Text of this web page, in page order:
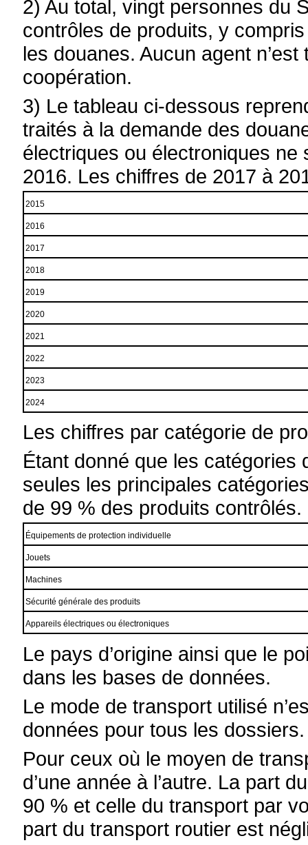
2) Au total, vingt personnes du
contrôles de produits, y
les douanes. Aucun agent
coopération.
3) Le tableau ci-dessous
traités à la demande des
électriques ou électroniques
2016. Les chiffres de 2017 à
2015
2016
2017
2018
2019
2020
2021
2022
2023
2024
Les chiffres par catégorie de
Étant donné que les
seules les principales
de 99 % des produits contrôlés.
Équipements de protection individuelle
Jouets
Machines
Sécurité générale des produits
Appareils électriques ou électroniques
Le pays d’origine ainsi que le
dans les bases de données.
Le mode de transport utilisé
données pour tous les dossiers.
Pour ceux où le moyen de
d’une année à l’autre. La part
90 % et celle du transport par
part du transport routier est